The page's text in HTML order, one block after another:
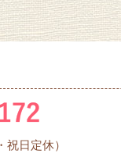
日定休）